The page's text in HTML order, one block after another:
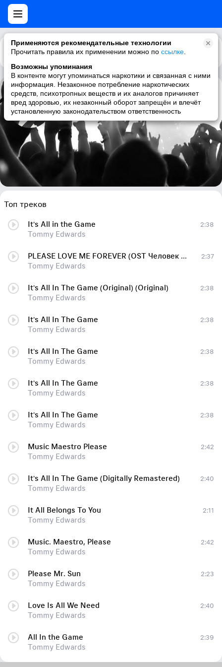
Применяются рекомендательные технологии
Прочитать правила их применении можно по ссылке
Возможны упоминания
В контенте могут упоминаться наркотики и связанная с ними
информация. Незаконное потребление наркотических
средств, психотропных веществ и их аналогов причиняет
вред здоровью, их незаконный оборот запрещён и влечёт
установленную законодательством ответственность
Каталог Рекомендации
Tommy Edwards
50s, soul, pop, vocal
Топ треков
It's All in the Game
Tommy Edwards
2:38
PLEASE LOVE ME FOREVER (OST Человек дождя)
Tommy Edwards
2:37
It's All In The Game (Original) (Original)
Tommy Edwards
2:38
It's All In The Game
Tommy Edwards
2:38
It's All In The Game
Tommy Edwards
2:38
It's All In The Game
Tommy Edwards
2:38
It's All In The Game
Tommy Edwards
2:38
Music Maestro Please
Tommy Edwards
2:42
It's All In The Game (Digitally Remastered)
Tommy Edwards
2:40
It All Belongs To You
Tommy Edwards
2:11
Music. Maestro, Please
Tommy Edwards
2:42
Please Mr. Sun
Tommy Edwards
2:23
Love Is All We Need
Tommy Edwards
2:40
All In the Game
Tommy Edwards
2:39